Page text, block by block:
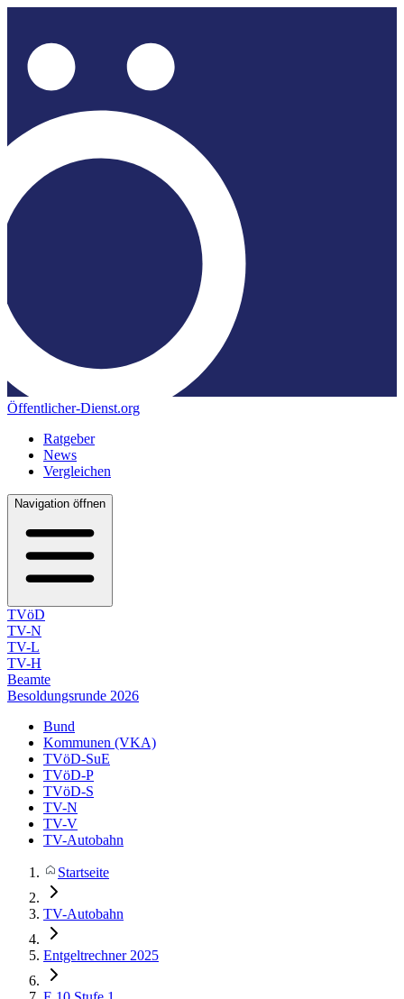
Öffentlicher-Dienst.org
Ratgeber
News
Vergleichen
Navigation öffnen
TVöD
TV-N
TV-L
TV-H
Beamte
Besoldungsrunde 2026
Bund
Kommunen (VKA)
TVöD-SuE
TVöD-P
TVöD-S
TV-N
TV-V
TV-Autobahn
Startseite
TV-Autobahn
Entgeltrechner 2025